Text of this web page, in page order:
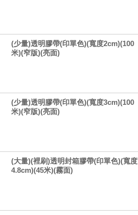
(少量)透明膠帶(印單色)(寬度2cm)(100
米)(窄版)(亮面)
(少量)透明膠帶(印單色)(寬度3cm)(100
米)(窄版)(亮面)
(大量)(裡刷)透明封箱膠帶(印單色)(寬度
4.8cm)(45米)(霧面)